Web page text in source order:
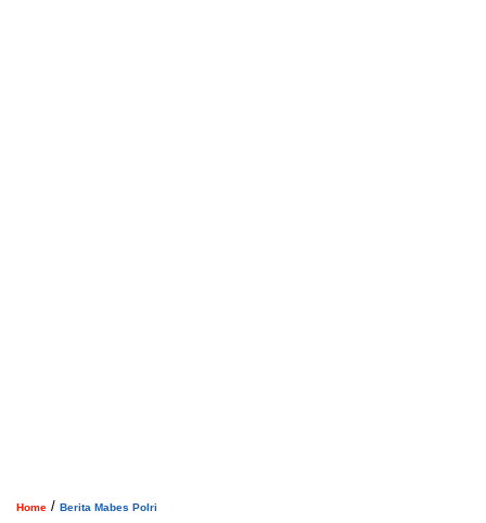
Home / Berita Mabes Polri